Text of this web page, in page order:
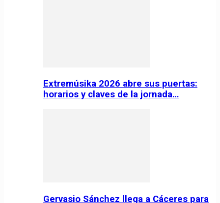
Extremúsika 2026 abre sus puertas:
horarios y claves de la jornada…
Gervasio Sánchez llega a Cáceres para